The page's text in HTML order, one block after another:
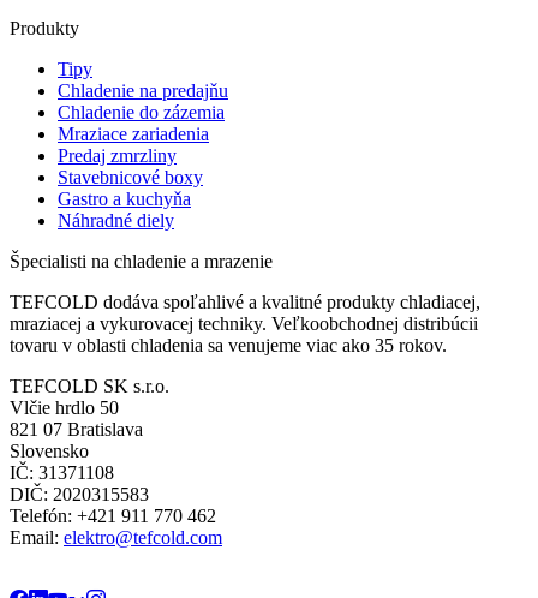
Produkty
Tipy
Chladenie na predajňu
Chladenie do zázemia
Mraziace zariadenia
Predaj zmrzliny
Stavebnicové boxy
Gastro a kuchyňa
Náhradné diely
Špecialisti na chladenie a mrazenie
TEFCOLD dodáva spoľahlivé a kvalitné produkty chladiacej,
mraziacej a vykurovacej techniky. Veľkoobchodnej distribúcii
tovaru v oblasti chladenia sa venujeme viac ako 35 rokov.
TEFCOLD SK s.r.o.
Vlčie hrdlo 50
821 07 Bratislava
Slovensko
IČ: 31371108
DIČ: 2020315583
Telefón: +421 911 770 462
Email: elektro@tefcold.com